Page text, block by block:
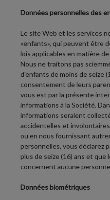
Données personnelles des
Le site Web et les services
«enfants», qui peuvent être
lois applicables en matière
Nous ne traitons pas
d'enfants de moins de seize
consentement de leurs
vous est par la présente
informations à la Société.
informations seraient
accidentelles et
ou en nous fournissant
personnelles, vous déclarez
plus de seize (16) ans et
concernent aucune
Données biométriques